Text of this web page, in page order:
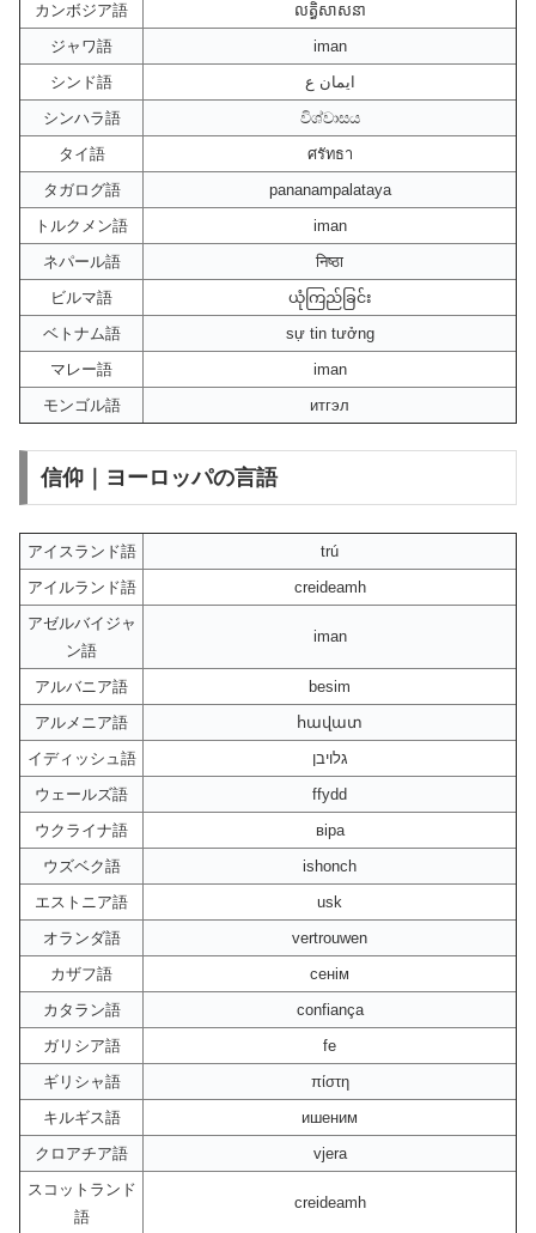
カンボジア語
លត្ធិសាសនា
ジャワ語
iman
シンド語
ايمان ع
シンハラ語
විශ්වාසය
タイ語
ศรัทธา
タガログ語
pananampalataya
トルクメン語
iman
ネパール語
निष्ठा
ビルマ語
ယုံကြည်ခြင်း
ベトナム語
sự tin tưởng
マレー語
iman
モンゴル語
итгэл
信仰｜ヨーロッパの言語
アイスランド語
trú
アイルランド語
creideamh
アゼルバイジャ
ン語
iman
アルバニア語
besim
アルメニア語
հավատ
イディッシュ語
גלויבן
ウェールズ語
ffydd
ウクライナ語
віра
ウズベク語
ishonch
エストニア語
usk
オランダ語
vertrouwen
カザフ語
сенім
カタラン語
confiança
ガリシア語
fe
ギリシャ語
πίστη
キルギス語
ишеним
クロアチア語
vjera
スコットランド
語
creideamh